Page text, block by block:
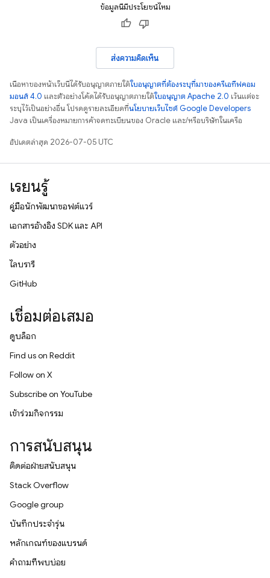
ข้อมูลนี้มีประโยชน์ไหม
ส่งความคิดเห็น
เนื้อหาของหน้าเว็บนี้ได้รับอนุญาตภายใต้ใบอนุญาตที่ต้องระบุที่มาของครีเอทีฟคอม
มอนส์ 4.0 และตัวอย่างโค้ดได้รับอนุญาตภายใต้ใบอนุญาต Apache 2.0 เว้นแต่จะ
ระบุไว้เป็นอย่างอื่น โปรดดูรายละเอียดที่นโยบายเว็บไซต์ Google Developers
Java เป็นเครื่องหมายการค้าจดทะเบียนของ Oracle และ/หรือบริษัทในเครือ
อัปเดตล่าสุด 2026-07-05 UTC
เรียนรู้
คู่มือนักพัฒนาซอฟต์แวร์
เอกสารอ้างอิง SDK และ API
ตัวอย่าง
ไลบรารี
GitHub
เชื่อมต่อเสมอ
ดูบล็อก
Find us on Reddit
Follow on X
Subscribe on YouTube
เข้าร่วมกิจกรรม
การสนับสนุน
ติดต่อฝ่ายสนับสนุน
Stack Overflow
Google group
บันทึกประจำรุ่น
หลักเกณฑ์ของแบรนด์
คำถามที่พบบ่อย